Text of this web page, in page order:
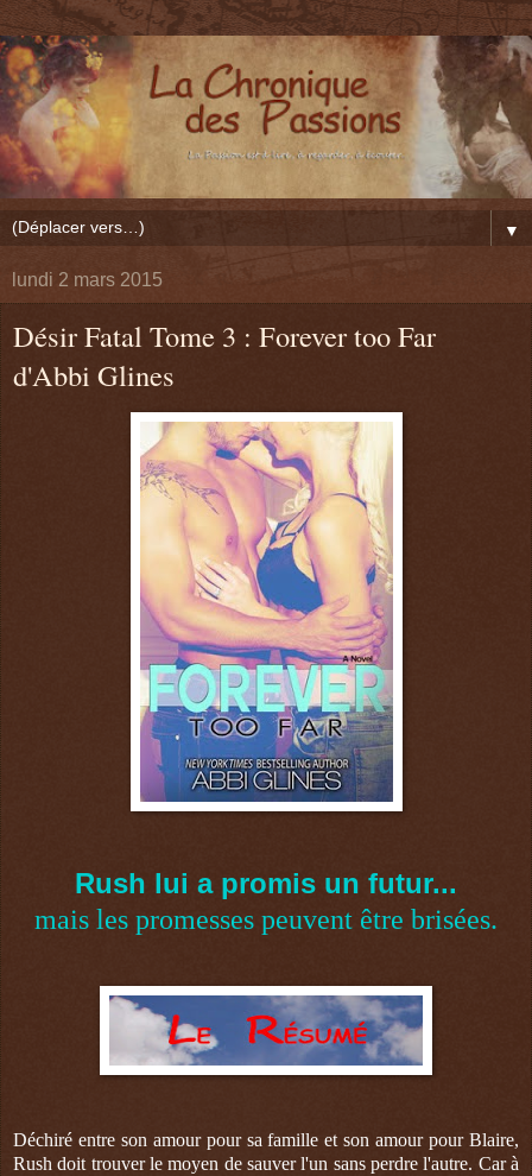
▼
lundi 2 mars 2015
Désir Fatal Tome 3 : Forever too Far
d'Abbi Glines
Rush lui a promis un futur...
mais les promesses peuvent être brisées.
Déchiré entre son amour pour sa famille et son amour pour Blaire,
Rush doit trouver le moyen de sauver l'un sans perdre l'autre. Car à